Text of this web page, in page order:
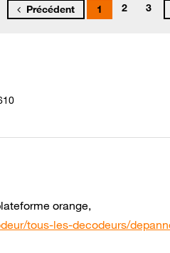
Précédent 1 2 3
orange,
tous-les-decodeurs/